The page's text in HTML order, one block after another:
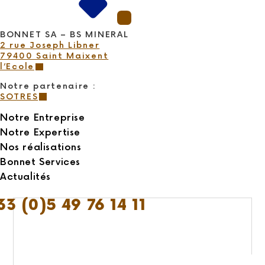
BONNET SA – BS MINERAL
2 rue Joseph Libner
79400 Saint Maixent
l’Ecole
Notre partenaire :
SOTRES
Notre Entreprise
Notre Expertise
Nos réalisations
Bonnet Services
Actualités
(0)5 49 76 14 11